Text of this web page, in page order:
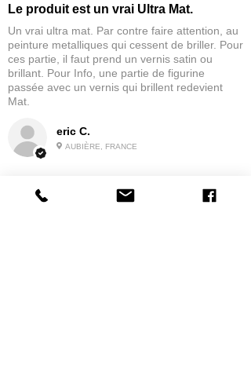
eric C.
AUBIÈRE, FRANCE
Le produit est un vrai Ultra Mat.
Un vrai ultra mat. Par contre faire attention, au
peinture metalliques qui cessent de briller. Pour
ces partie, il faut prend un vernis satin ou
brillant. Pour Info, une partie de figurine
passée avec un vernis qui brillent redevient
Mat.